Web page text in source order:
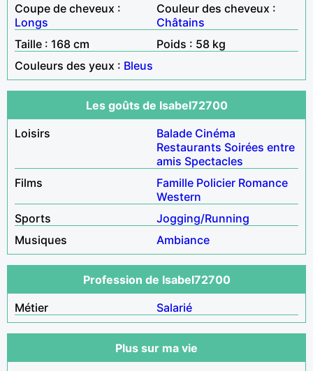
Coupe de cheveux :
Longs
Couleur des cheveux :
Châtains
Taille : 168 cm
Poids : 58 kg
Couleurs des yeux : Bleus
Les goûts de Isabel72700
Loisirs
Balade Cinéma
Restaurants Soirées entre
amis Spectacles
Films
Famille Policier Romance
Western
Sports
Jogging/Running
Musiques
Ambiance
Profession de Isabel72700
Métier
Salarié
Plus sur ma vie